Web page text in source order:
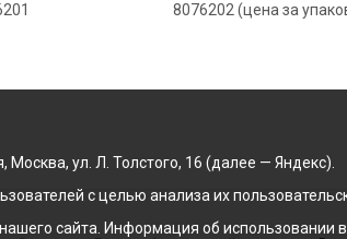
8076202 (цена за
ул. Л. Толстого, 16 (далее — Яндекс).
с целью анализа их
сайта. Информация об использовании